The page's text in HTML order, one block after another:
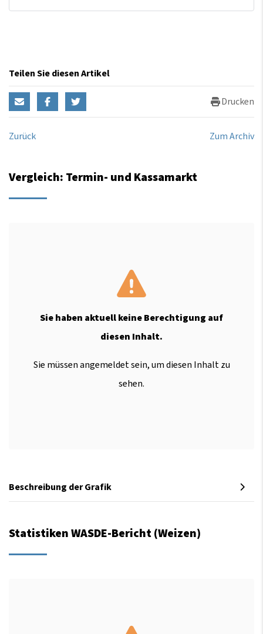
Teilen Sie diesen Artikel
Drucken
Zurück Zum Archiv
Vergleich: Termin- und Kassamarkt
Sie haben aktuell keine Berechtigung auf
diesen Inhalt.
Sie müssen angemeldet sein, um diesen Inhalt zu
sehen.
Beschreibung der Grafik
Statistiken WASDE-Bericht (Weizen)